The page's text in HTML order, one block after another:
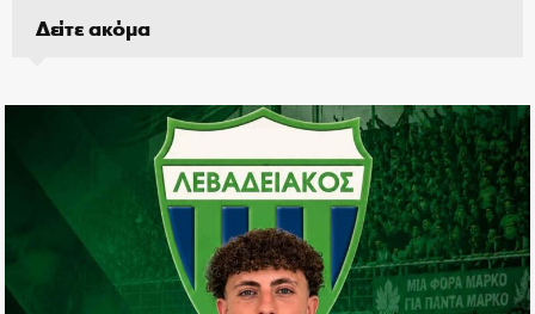
Δείτε ακόμα